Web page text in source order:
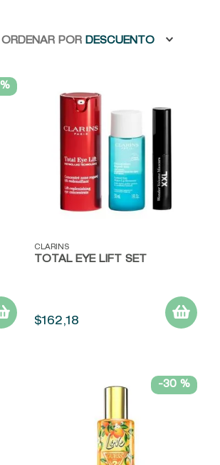
ORDENAR POR DESCUENTO
Vista rápida
CLARINS
TOTAL EYE LIFT SET
$162,18
-30 %